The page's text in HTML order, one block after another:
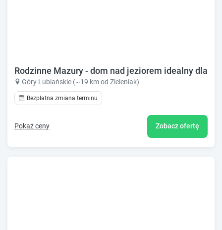
Rodzinne Mazury - dom nad jeziorem idealny dla
Góry Lubiańskie (~19 km od Zieleniak)
Bezpłatna zmiana terminu
Pokaż ceny Zobacz ofertę